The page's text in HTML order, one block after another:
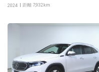
ケージ・ＭＢＵＸリアエンターテイン
2024 距離 7,932km